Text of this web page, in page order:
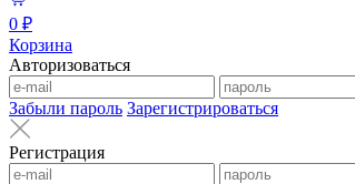
0 ₽
Корзина
Авторизоваться
Забыли пароль Зарегистрироваться
Регистрация